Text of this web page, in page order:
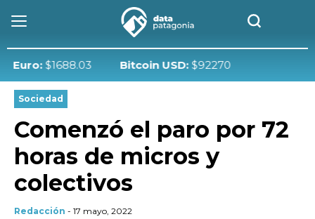
$1688.03 Bitcoin USD: $92270
Sociedad
Comenzó el paro por 72
horas de micros y
colectivos
Redacción - 17 mayo, 2022